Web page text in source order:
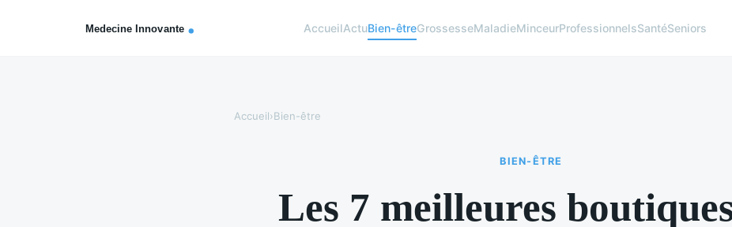
AccueilActuBien-êtreGrossesseMaladieMinceurProfessionnelsSantéSeniors
Accueil›Bien-être
BIEN-ÊTRE
Les 7 meilleures